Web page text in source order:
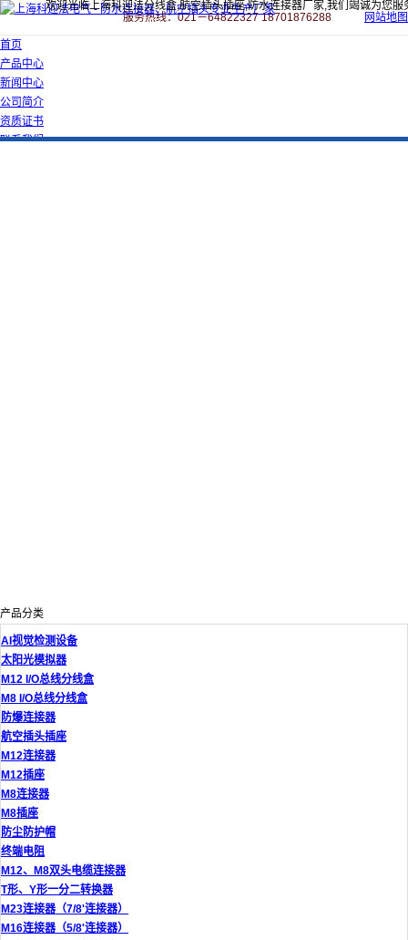
欢迎光临上海科迎法分线盒,航空插头插座,防水连接器厂家,我们竭诚为您服
服务热线：021－64822327 18701876288
网站地图
首页
产品中心
新闻中心
公司简介
资质证书
联系我们
产品分类
AI视觉检测设备
太阳光模拟器
M12 I/O总线分线盒
M8 I/O总线分线盒
防爆连接器
航空插头插座
M12连接器
M12插座
M8连接器
M8插座
防尘防护帽
终端电阻
M12、M8双头电缆连接器
T形、Y形一分二转换器
M23连接器（7/8'连接器）
M16连接器（5/8'连接器）